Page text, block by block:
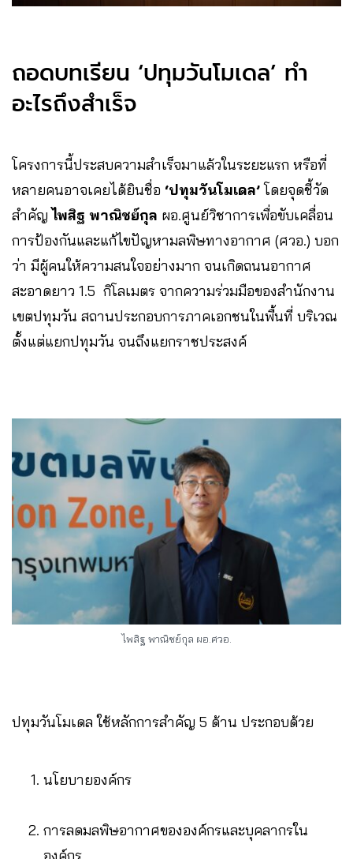
ถอดบทเรียน ‘ปทุมวันโมเดล’ ทำ
อะไรถึงสำเร็จ
โครงการนี้ประสบความสำเร็จมาแล้วในระยะแรก หรือที่
หลายคนอาจเคยได้ยินชื่อ ‘ปทุมวันโมเดล’โดยจุดชี้วัด
สำคัญไพสิฐ พาณิชย์กุล ผอ.ศูนย์วิชาการเพื่อขับเคลื่อน
การป้องกันและแก้ไขปัญหามลพิษทางอากาศ (ศวอ.) บอก
ว่า มีผู้คนให้ความสนใจอย่างมาก จนเกิดถนนอากาศ
สะอาดยาว 1.5 กิโลเมตร จากความร่วมมือของสำนักงาน
เขตปทุมวัน สถานประกอบการภาคเอกชนในพื้นที่ บริเวณ
ตั้งแต่แยกปทุมวัน จนถึงแยกราชประสงค์
ไพสิฐ พาณิชย์กุล ผอ.ศวอ.
ปทุมวันโมเดล ใช้หลักการสำคัญ 5 ด้าน ประกอบด้วย
นโยบายองค์กร
การลดมลพิษอากาศขององค์กรและบุคลากรใน